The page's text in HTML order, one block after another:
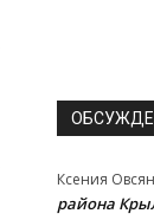
Ксения
района